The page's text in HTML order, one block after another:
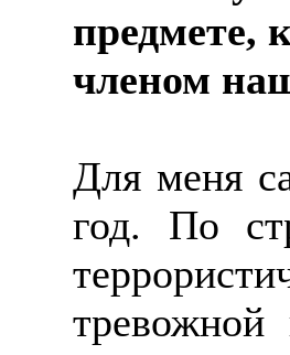
предмете,
членом
Для меня
год. По
тревожной